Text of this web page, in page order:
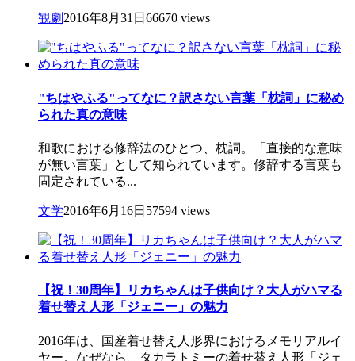
観劇2016年8月31日 66670 views
"ちはやふる"ってなに？訳さない言葉「枕詞」に秘め
られた真の意味
和歌における修辞法のひとつ、枕詞。「直接的な意味
が無い言葉」として知られています。修辞する言葉も
固定されている...
文学2016年6月16日 57594 views
【祝！30周年】リカちゃんは子供向け？大人がハマる
着せ替え人形「ジェニー」の魅力
2016年は、国産着せ替え人形界におけるメモリアルイ
ヤー。なぜなら、タカラトミーの着せ替え人形「ジェ